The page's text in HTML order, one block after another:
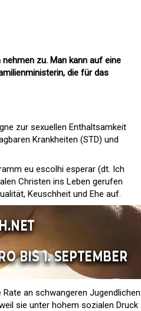
zu. Man kann auf eine
die für das
zur sexuellen Enthaltsamkeit
Krankheiten (STD) und
eu escolhi esperar (dt. Ich
Christen ins Leben gerufen
Keuschheit und Ehe auf.
an schwangeren Jugendlichen
sie unter hohem sozialen Druck